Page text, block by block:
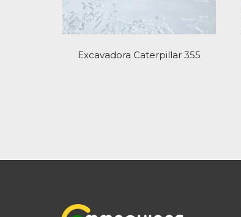
Excavadora Caterpillar 355